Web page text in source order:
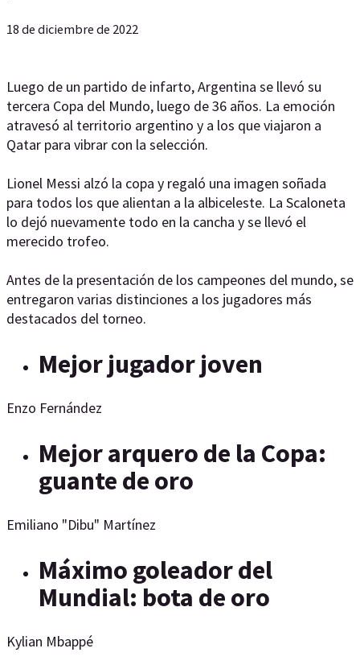
18 de diciembre de 2022
Luego de un partido de infarto, Argentina se llevó su
tercera Copa del Mundo, luego de 36 años. La emoción
atravesó al territorio argentino y a los que viajaron a
Qatar para vibrar con la selección.
Lionel Messi alzó la copa y regaló una imagen soñada
para todos los que alientan a la albiceleste. La Scaloneta
lo dejó nuevamente todo en la cancha y se llevó el
merecido trofeo.
Antes de la presentación de los campeones del mundo, se
entregaron varias distinciones a los jugadores más
destacados del torneo.
Mejor jugador joven
Enzo Fernández
Mejor arquero de la Copa:
guante de oro
Emiliano "Dibu" Martínez
Máximo goleador del
Mundial: bota de oro
Kylian Mbappé